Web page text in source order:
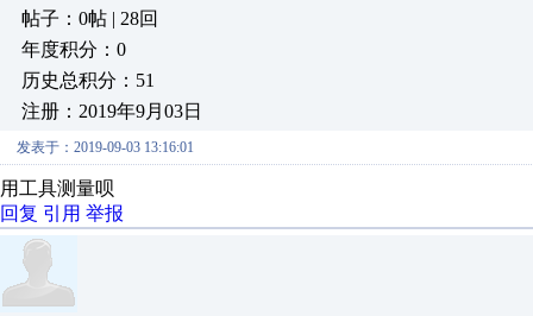
帖子：0帖 | 28回
年度积分：0
历史总积分：51
注册：2019年9月03日
发表于：2019-09-03 13:16:01
用工具测量呗
回复 引用 举报